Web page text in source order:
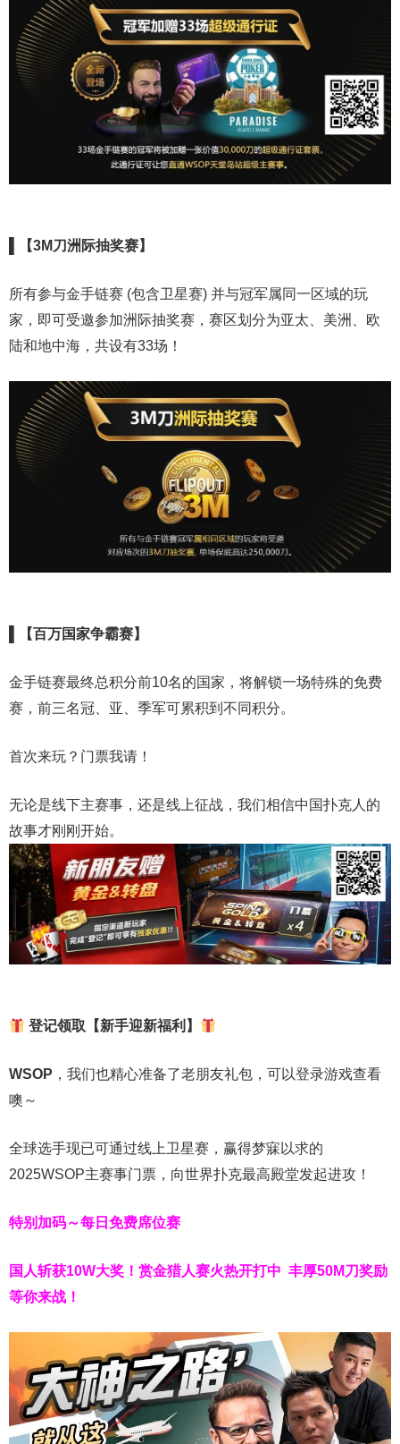
▌【3M刀洲际抽奖赛】
所有参与金手链赛 (包含卫星赛) 并与冠军属同一区域的玩
家，即可受邀参加洲际抽奖赛，赛区划分为亚太、美洲、欧
陆和地中海，共设有33场！
▌【百万国家争霸赛】
金手链赛最终总积分前10名的国家，将解锁一场特殊的免费
赛，前三名冠、亚、季军可累积到不同积分。
首次来玩？门票我请！
无论是线下主赛事，还是线上征战，我们相信中国扑克人的
故事才刚刚开始。
登记领取【新手迎新福利】
WSOP ，我们也精心准备了老朋友礼包，可以登录游戏查看
噢～
全球选手现已可通过线上卫星赛，赢得梦寐以求的
2025WSOP主赛事门票，向世界扑克最高殿堂发起进攻！
特别加码～每日免费席位赛
国人斩获10W大奖！ 赏金猎人赛火热开打中 丰厚50M刀奖励
等你来战！